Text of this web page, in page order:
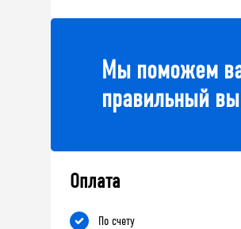
Мы поможем
правильный
Оплата
По счету